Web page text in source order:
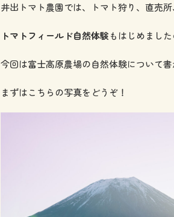
井出トマト農園では、トマト狩り、直売
トマトフィールド自然体験もはじめまし
今回は富士高原農場の自然体験について書
まずはこちらの写真をどうぞ！